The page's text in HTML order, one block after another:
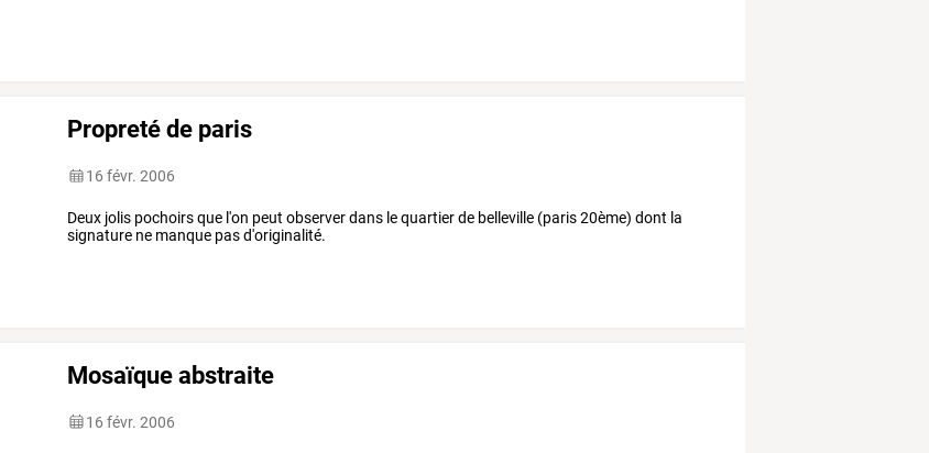
Propreté de paris
16 févr. 2006
Deux jolis pochoirs que l'on peut observer dans le quartier de belleville (paris 20ème) dont la
signature ne manque pas d'originalité.
Mosaïque abstraite
16 févr. 2006